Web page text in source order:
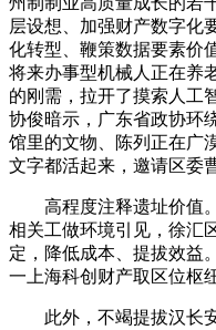
层设想、加强财产数字化
化转型、鞭策数据要素价
将来办事型机械人正在养
的刚需，拉开了摸索人工
协俊暗示，广东省政协环
馆里的文物、陈列正在广
文字都活起来，邀请区委
高程度注释遗址价值。
相关工做环境引见，徐汇
定，降低成本、提拔效益
一上海科创财产取区位枢
此外，不竭提拔汉长安